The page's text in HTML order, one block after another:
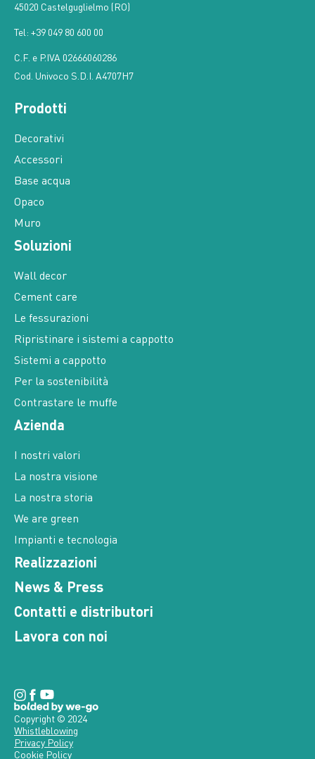
45020 Castelguglielmo (RO)
Tel: +39 049 80 600 00
C.F. e P.IVA 02666060286
Cod. Univoco S.D.I. A4707H7
Prodotti
Decorativi
Accessori
Base acqua
Opaco
Muro
Soluzioni
Wall decor
Cement care
Le fessurazioni
Ripristinare i sistemi a cappotto
Sistemi a cappotto
Per la sostenibilità
Contrastare le muffe
Azienda
I nostri valori
La nostra visione
La nostra storia
We are green
Impianti e tecnologia
Realizzazioni
News & Press
Contatti e distributori
Lavora con noi
Copyright © 2024
Whistleblowing
Privacy Policy
Cookie Policy